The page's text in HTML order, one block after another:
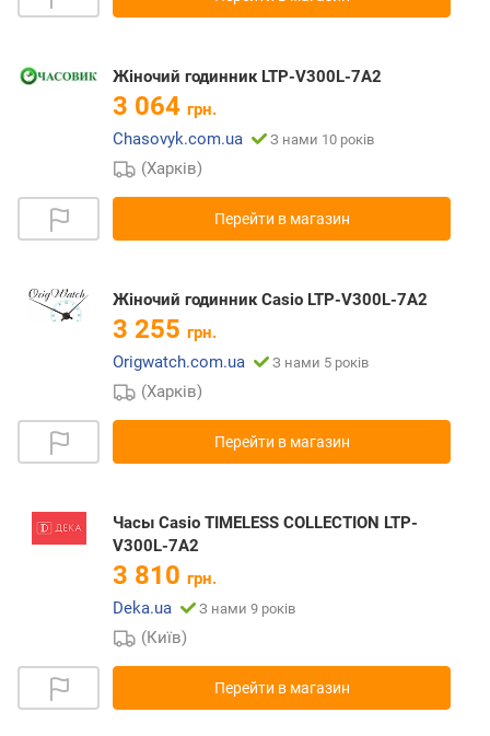
Жіночий годинник LTP-V300L-7A2
3 064 грн.
Chasovyk.com.ua
З нами 10 років
(Харків)
Перейти в магазин
Жіночий годинник Casio LTP-V300L-7A2
3 255 грн.
Origwatch.com.ua
З нами 5 років
(Харків)
Перейти в магазин
Часы Casio TIMELESS COLLECTION LTP-
V300L-7A2
3 810 грн.
Deka.ua
З нами 9 років
(Київ)
Перейти в магазин